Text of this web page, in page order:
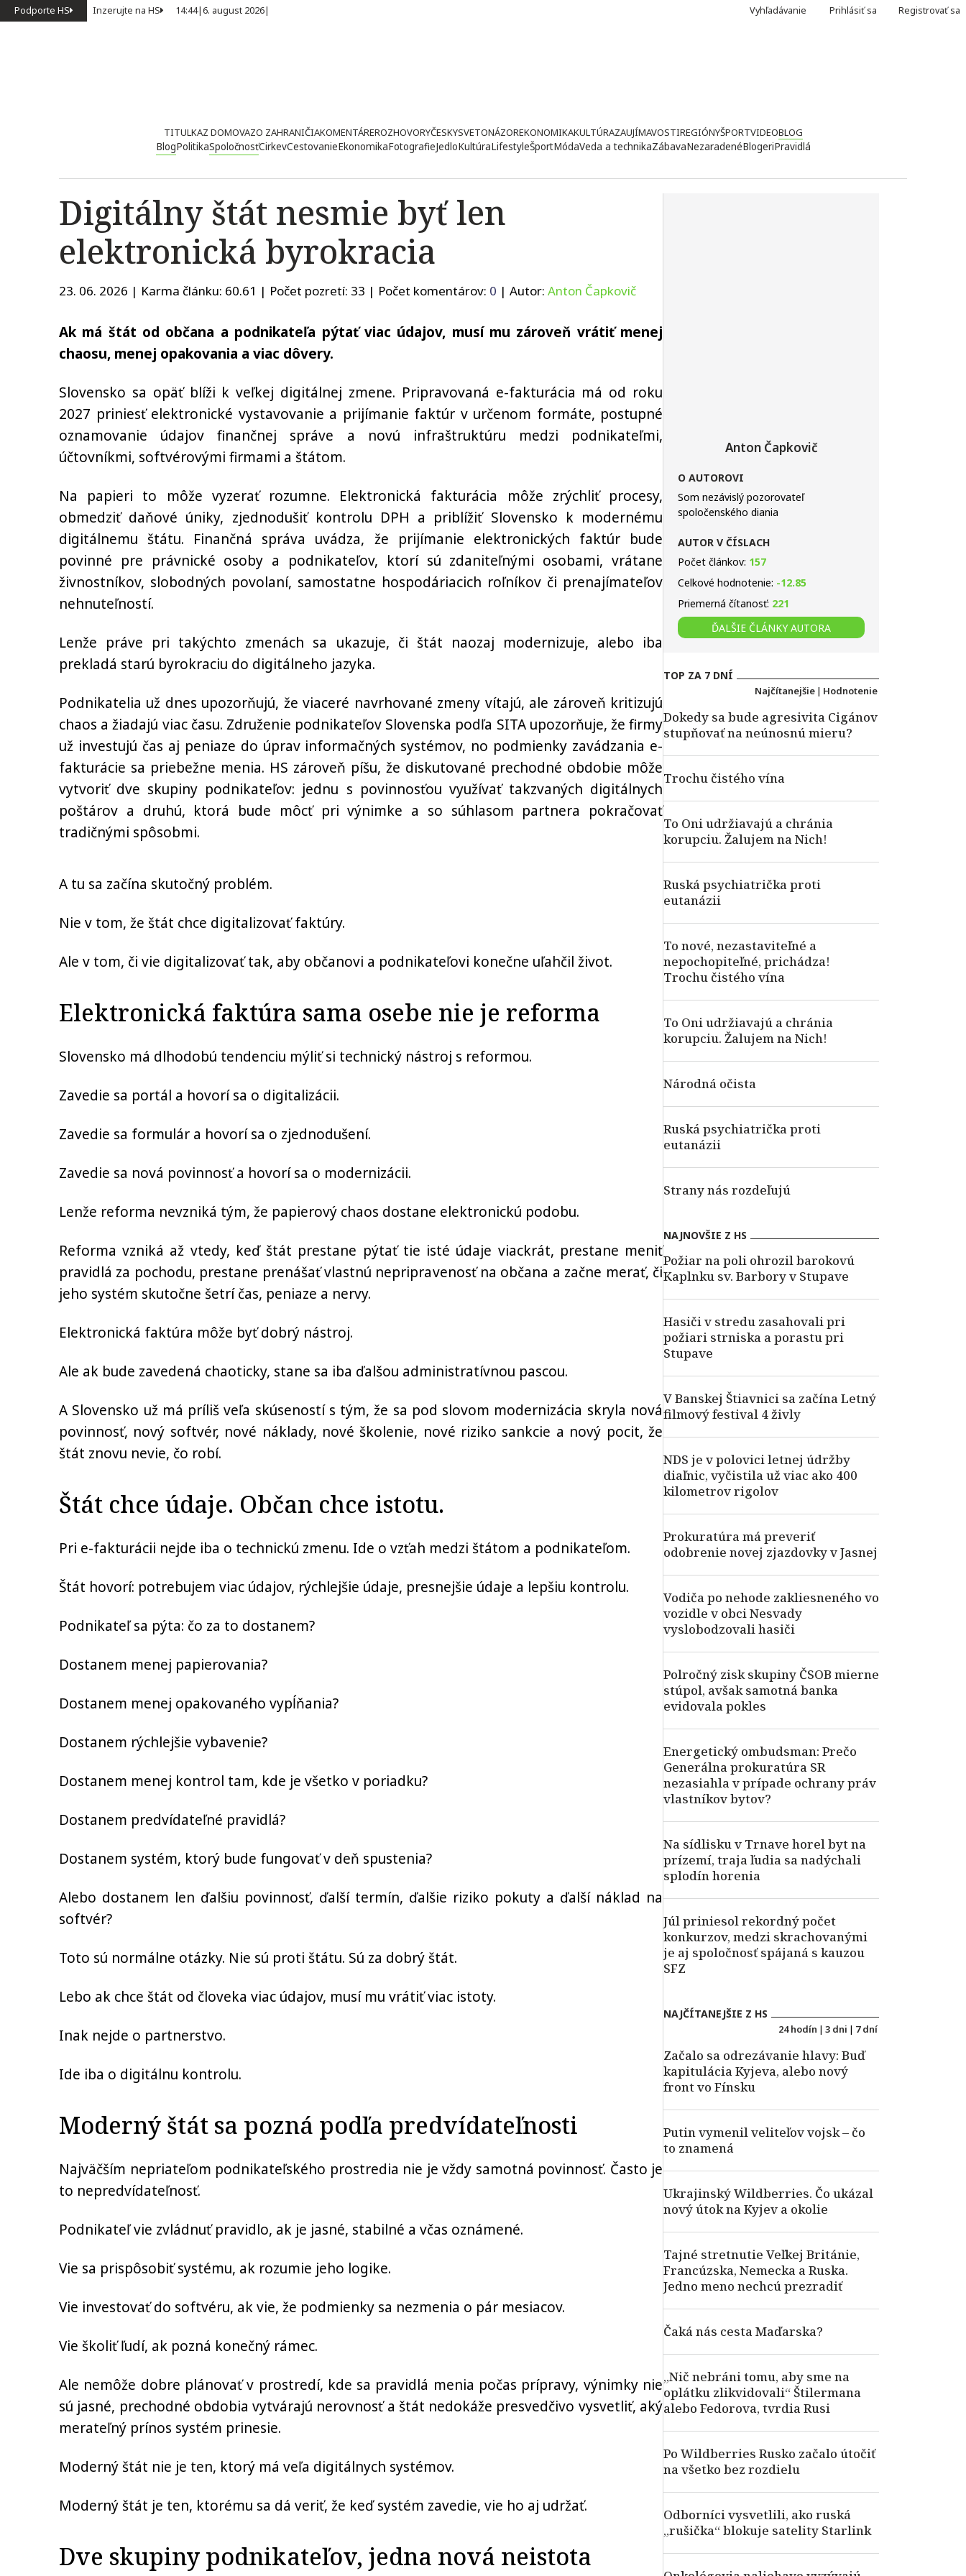
Podporte HS Inzerujte na HS 14:44|6. august 2026| Vyhľadávanie Prihlásiť sa Registrovať sa
TITULKAZ DOMOVAZO ZAHRANIČIAKOMENTÁREROZHOVORYČESKYSVETONÁZOREKONOMIKAKULTÚRAZAUJÍMAVOSTIREGIÓNYŠPORTVIDEOBLOG
BlogPolitikaSpoločnosťCirkevCestovanieEkonomikaFotografieJedloKultúraLifestyleŠportMódaVeda a technikaZábavaNezaradenéBlogeriPravidlá
Digitálny štát nesmie byť len
elektronická byrokracia
23. 06. 2026 | Karma článku: 60.61 | Počet pozretí: 33 | Počet komentárov: 0 | Autor: Anton Čapkovič
Ak má štát od občana a podnikateľa pýtať viac údajov, musí mu zároveň vrátiť menej
chaosu, menej opakovania a viac dôvery.
Slovensko sa opäť blíži k veľkej digitálnej zmene. Pripravovaná e-fakturácia má od roku
2027 priniesť elektronické vystavovanie a prijímanie faktúr v určenom formáte, postupné
oznamovanie údajov finančnej správe a novú infraštruktúru medzi podnikateľmi,
účtovníkmi, softvérovými firmami a štátom.
Na papieri to môže vyzerať rozumne. Elektronická fakturácia môže zrýchliť procesy,
obmedziť daňové úniky, zjednodušiť kontrolu DPH a priblížiť Slovensko k modernému
digitálnemu štátu. Finančná správa uvádza, že prijímanie elektronických faktúr bude
povinné pre právnické osoby a podnikateľov, ktorí sú zdaniteľnými osobami, vrátane
živnostníkov, slobodných povolaní, samostatne hospodáriacich roľníkov či prenajímateľov
nehnuteľností.
Lenže práve pri takýchto zmenách sa ukazuje, či štát naozaj modernizuje, alebo iba
prekladá starú byrokraciu do digitálneho jazyka.
Podnikatelia už dnes upozorňujú, že viaceré navrhované zmeny vítajú, ale zároveň kritizujú
chaos a žiadajú viac času. Združenie podnikateľov Slovenska podľa SITA upozorňuje, že firmy
už investujú čas aj peniaze do úprav informačných systémov, no podmienky zavádzania e-
fakturácie sa priebežne menia. HS zároveň píšu, že diskutované prechodné obdobie môže
vytvoriť dve skupiny podnikateľov: jednu s povinnosťou využívať takzvaných digitálnych
poštárov a druhú, ktorá bude môcť pri výnimke a so súhlasom partnera pokračovať
tradičnými spôsobmi.
A tu sa začína skutočný problém.
Nie v tom, že štát chce digitalizovať faktúry.
Ale v tom, či vie digitalizovať tak, aby občanovi a podnikateľovi konečne uľahčil život.
Elektronická faktúra sama osebe nie je reforma
Slovensko má dlhodobú tendenciu mýliť si technický nástroj s reformou.
Zavedie sa portál a hovorí sa o digitalizácii.
Zavedie sa formulár a hovorí sa o zjednodušení.
Zavedie sa nová povinnosť a hovorí sa o modernizácii.
Lenže reforma nevzniká tým, že papierový chaos dostane elektronickú podobu.
Reforma vzniká až vtedy, keď štát prestane pýtať tie isté údaje viackrát, prestane meniť
pravidlá za pochodu, prestane prenášať vlastnú nepripravenosť na občana a začne merať, či
jeho systém skutočne šetrí čas, peniaze a nervy.
Elektronická faktúra môže byť dobrý nástroj.
Ale ak bude zavedená chaoticky, stane sa iba ďalšou administratívnou pascou.
A Slovensko už má príliš veľa skúseností s tým, že sa pod slovom modernizácia skryla nová
povinnosť, nový softvér, nové náklady, nové školenie, nové riziko sankcie a nový pocit, že
štát znovu nevie, čo robí.
Štát chce údaje. Občan chce istotu.
Pri e-fakturácii nejde iba o technickú zmenu. Ide o vzťah medzi štátom a podnikateľom.
Štát hovorí: potrebujem viac údajov, rýchlejšie údaje, presnejšie údaje a lepšiu kontrolu.
Podnikateľ sa pýta: čo za to dostanem?
Dostanem menej papierovania?
Dostanem menej opakovaného vypĺňania?
Dostanem rýchlejšie vybavenie?
Dostanem menej kontrol tam, kde je všetko v poriadku?
Dostanem predvídateľné pravidlá?
Dostanem systém, ktorý bude fungovať v deň spustenia?
Alebo dostanem len ďalšiu povinnosť, ďalší termín, ďalšie riziko pokuty a ďalší náklad na
softvér?
Toto sú normálne otázky. Nie sú proti štátu. Sú za dobrý štát.
Lebo ak chce štát od človeka viac údajov, musí mu vrátiť viac istoty.
Inak nejde o partnerstvo.
Ide iba o digitálnu kontrolu.
Moderný štát sa pozná podľa predvídateľnosti
Najväčším nepriateľom podnikateľského prostredia nie je vždy samotná povinnosť. Často je
to nepredvídateľnosť.
Podnikateľ vie zvládnuť pravidlo, ak je jasné, stabilné a včas oznámené.
Vie sa prispôsobiť systému, ak rozumie jeho logike.
Vie investovať do softvéru, ak vie, že podmienky sa nezmenia o pár mesiacov.
Vie školiť ľudí, ak pozná konečný rámec.
Ale nemôže dobre plánovať v prostredí, kde sa pravidlá menia počas prípravy, výnimky nie
sú jasné, prechodné obdobia vytvárajú nerovnosť a štát nedokáže presvedčivo vysvetliť, aký
merateľný prínos systém prinesie.
Moderný štát nie je ten, ktorý má veľa digitálnych systémov.
Moderný štát je ten, ktorému sa dá veriť, že keď systém zavedie, vie ho aj udržať.
Dve skupiny podnikateľov, jedna nová neistota
Anton Čapkovič
O AUTOROVI
Som nezávislý pozorovateľ
spoločenského diania
AUTOR V ČÍSLACH
Počet článkov: 157
Celkové hodnotenie: -12.85
Priemerná čítanosť: 221
ĎALŠIE ČLÁNKY AUTORA
TOP ZA 7 DNÍ
Najčítanejšie | Hodnotenie
Dokedy sa bude agresivita Cigánov
stupňovať na neúnosnú mieru?
Trochu čistého vína
To Oni udržiavajú a chránia
korupciu. Žalujem na Nich!
Ruská psychiatrička proti
eutanázii
To nové, nezastaviteľné a
nepochopiteľné, prichádza!
Trochu čistého vína
To Oni udržiavajú a chránia
korupciu. Žalujem na Nich!
Národná očista
Ruská psychiatrička proti
eutanázii
Strany nás rozdeľujú
NAJNOVŠIE Z HS
Požiar na poli ohrozil barokovú
Kaplnku sv. Barbory v Stupave
Hasiči v stredu zasahovali pri
požiari strniska a porastu pri
Stupave
V Banskej Štiavnici sa začína Letný
filmový festival 4 živly
NDS je v polovici letnej údržby
diaľnic, vyčistila už viac ako 400
kilometrov rigolov
Prokuratúra má preveriť
odobrenie novej zjazdovky v Jasnej
Vodiča po nehode zakliesneného vo
vozidle v obci Nesvady
vyslobodzovali hasiči
Polročný zisk skupiny ČSOB mierne
stúpol, avšak samotná banka
evidovala pokles
Energetický ombudsman: Prečo
Generálna prokuratúra SR
nezasiahla v prípade ochrany práv
vlastníkov bytov?
Na sídlisku v Trnave horel byt na
prízemí, traja ľudia sa nadýchali
splodín horenia
Júl priniesol rekordný počet
konkurzov, medzi skrachovanými
je aj spoločnosť spájaná s kauzou
SFZ
NAJČÍTANEJŠIE Z HS
24 hodín | 3 dni | 7 dní
Začalo sa odrezávanie hlavy: Buď
kapitulácia Kyjeva, alebo nový
front vo Fínsku
Putin vymenil veliteľov vojsk – čo
to znamená
Ukrajinský Wildberries. Čo ukázal
nový útok na Kyjev a okolie
Tajné stretnutie Veľkej Británie,
Francúzska, Nemecka a Ruska.
Jedno meno nechcú prezradiť
Čaká nás cesta Maďarska?
„Nič nebráni tomu, aby sme na
oplátku zlikvidovali“ Štilermana
alebo Fedorova, tvrdia Rusi
Po Wildberries Rusko začalo útočiť
na všetko bez rozdielu
Odborníci vysvetlili, ako ruská
„rušička“ blokuje satelity Starlink